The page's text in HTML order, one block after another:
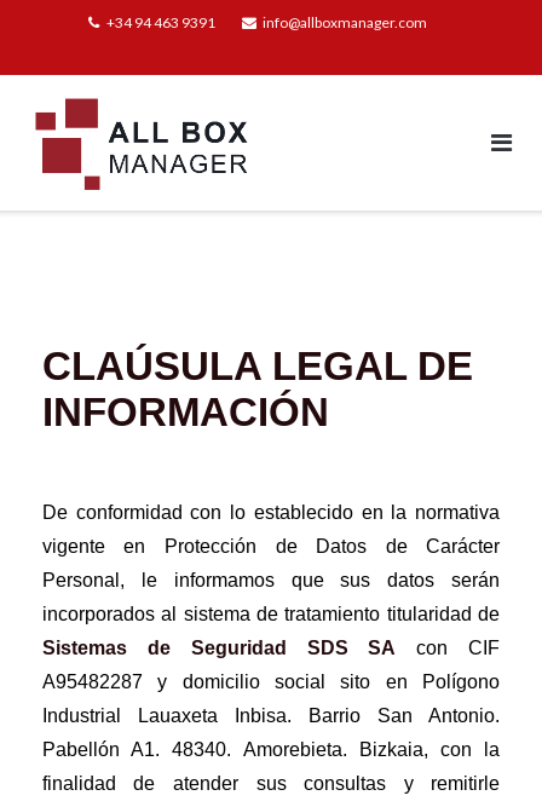
+34 94 463 9391 info@allboxmanager.com
CLAÚSULA LEGAL DE
INFORMACIÓN
De conformidad con lo establecido en la normativa
vigente en Protección de Datos de Carácter
Personal, le informamos que sus datos serán
incorporados al sistema de tratamiento titularidad de
Sistemas de Seguridad SDS SA con CIF
A95482287 y domicilio social sito en Polígono
Industrial Lauaxeta Inbisa. Barrio San Antonio.
Pabellón A1. 48340. Amorebieta. Bizkaia, con la
finalidad de atender sus consultas y remitirle